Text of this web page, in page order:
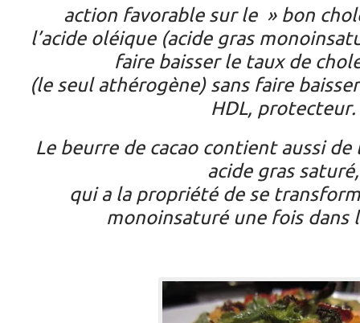
action favorable sur le » bon
l’acide oléique (acide gras
faire baisser le taux de
(le seul athérogène) sans faire
HDL, protecteur.
Le beurre de cacao contient aussi de
acide gras saturé,
qui a la propriété de se
monoinsaturé une fois dans